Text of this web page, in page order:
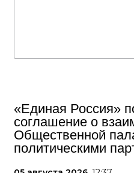
«Единая Россия»
соглашение о
Общественной
политическими